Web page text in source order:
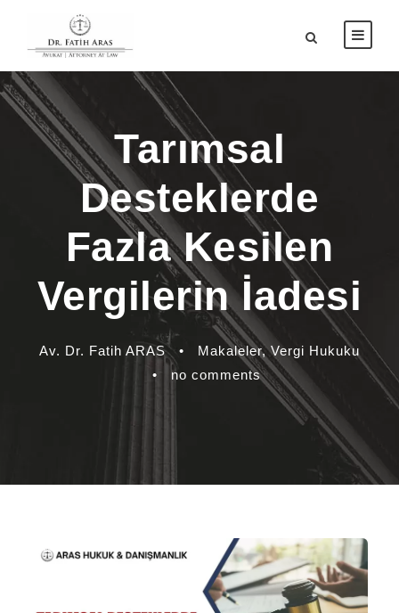
Tarımsal
Desteklerde
Fazla Kesilen
Vergilerin İadesi
Av. Dr. Fatih ARAS • Makaleler, Vergi Hukuku
•
no comments